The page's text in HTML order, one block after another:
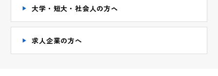
大学・短大・社会人の方ヘ
求人企業の方へ